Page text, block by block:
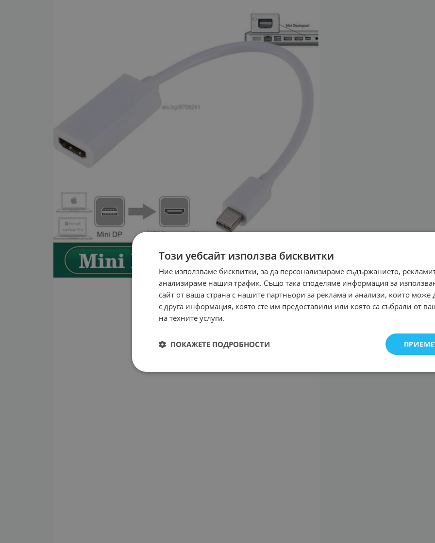
Този уебсайт използва бисквитки
Ние използваме бисквитки, за да персонализираме съдържанието,
анализираме нашия трафик. Също така споделяме информация за
сайт от ваша страна с нашите партньори за реклама и анализи, които може
с друга информация, която сте им предоставили или която са събрали от
на техните услуги.
ПОКАЖЕТЕ ПОДРОБНОСТИ